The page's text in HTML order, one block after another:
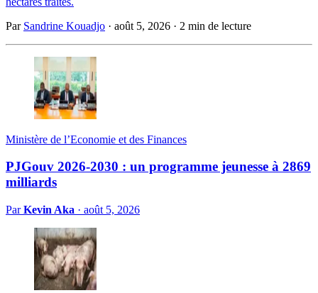
Par Sandrine Kouadjo · août 5, 2026 · 2 min de lecture
Ministère de l’Economie et des Finances
PJGouv 2026-2030 : un programme jeunesse à 2869
milliards
ParKevin Aka · août 5, 2026